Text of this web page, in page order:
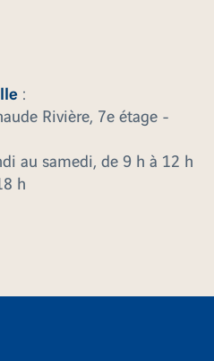
:
Rivière, 7e étage -
au samedi, de 9 h à 12 h
h